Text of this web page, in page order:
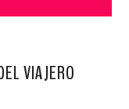
VIAJERO